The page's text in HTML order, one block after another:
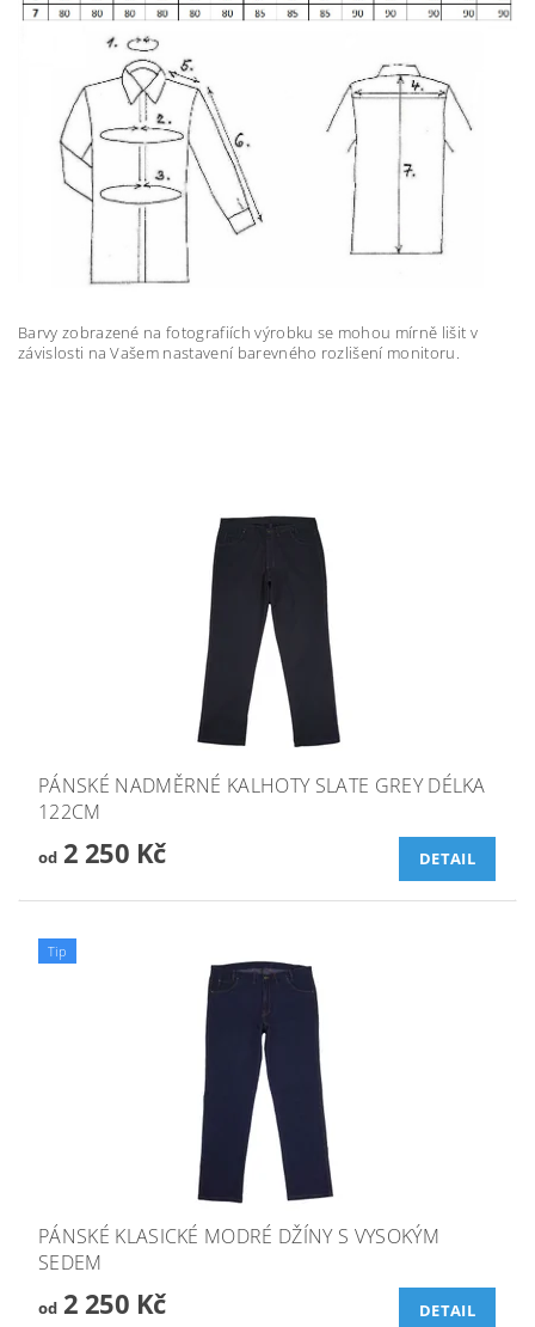
Barvy zobrazené na fotografiích výrobku se mohou mírně lišit v
závislosti na Vašem nastavení barevného rozlišení monitoru.
PÁNSKÉ NADMĚRNÉ KALHOTY SLATE GREY DÉLKA
122CM
od2 250 Kč DETAIL
Tip
PÁNSKÉ KLASICKÉ MODRÉ DŽÍNY S VYSOKÝM
SEDEM
od2 250 Kč DETAIL